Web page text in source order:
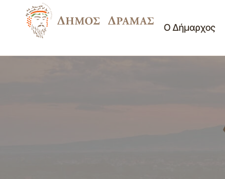
Ο Δήμαρχος